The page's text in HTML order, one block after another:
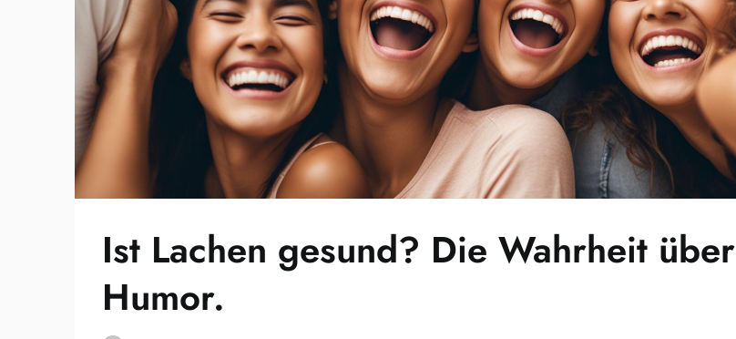
Ist Lachen gesund? Die Wahrheit über
Humor.